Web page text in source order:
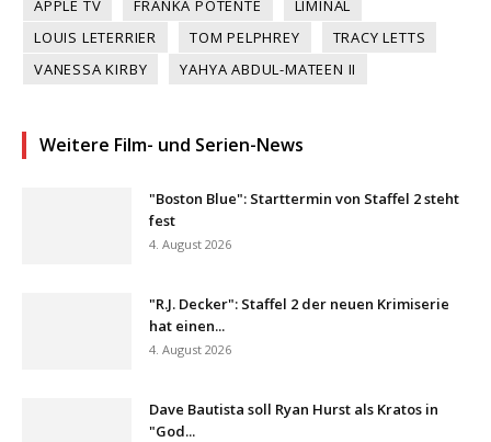
APPLE TV FRANKA POTENTE
LIMINAL
LOUIS LETERRIER
TOM PELPHREY
TRACY LETTS
VANESSA KIRBY
YAHYA ABDUL-MATEEN II
Weitere Film- und Serien-News
"Boston Blue": Starttermin von Staffel 2 steht
fest
4. August 2026
"R.J. Decker": Staffel 2 der neuen Krimiserie
hat einen...
4. August 2026
Dave Bautista soll Ryan Hurst als Kratos in
"God...